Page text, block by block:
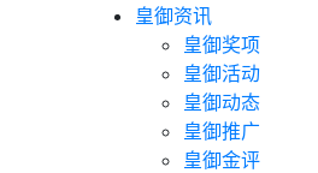
皇御资讯
皇御奖项
皇御活动
皇御动态
皇御推广
皇御金评